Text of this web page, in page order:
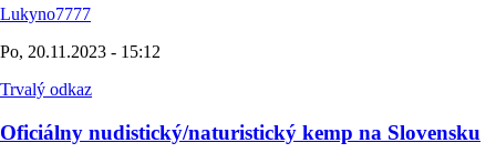
Lukyno7777
Po, 20.11.2023 - 15:12
Trvalý odkaz
Oficiálny nudistický/naturistický kemp na Slovensku